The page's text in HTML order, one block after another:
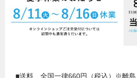
■送料 全国一律660円（税込）※離島